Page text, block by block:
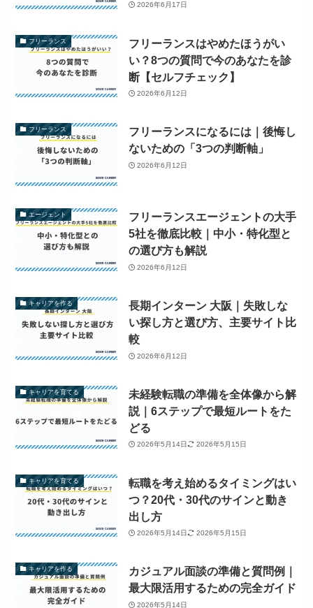
2026年6月17日
フリーランス
フリーランスはやめたほうがい
い？8つの質問で今のあなたを診
断【セルフチェック】
2026年6月12日
フリーランス
フリーランスになるには｜後悔し
ないための「3つの判断軸」
2026年6月12日
エージェント
フリーランスエージェントの大手
5社を徹底比較｜中小・特化型と
の選び方も解説
2026年6月12日
キャリアを作る
長期インターン 大阪｜失敗しな
い探し方と選び方、主要サイト比
較
2026年6月12日
キャリアを育てる
未経験転職の準備を全体像から解
説｜6ステップで最短ルートをた
どる
2026年5月14日 2026年5月15日
キャリアを育てる
転職を考え始めるタイミングはい
つ？20代・30代のサインと動き
出し方
2026年5月14日 2026年5月15日
キャリアを作る
カジュアル面談の準備と質問例｜
最大限活用するための完全ガイド
2026年5月14日